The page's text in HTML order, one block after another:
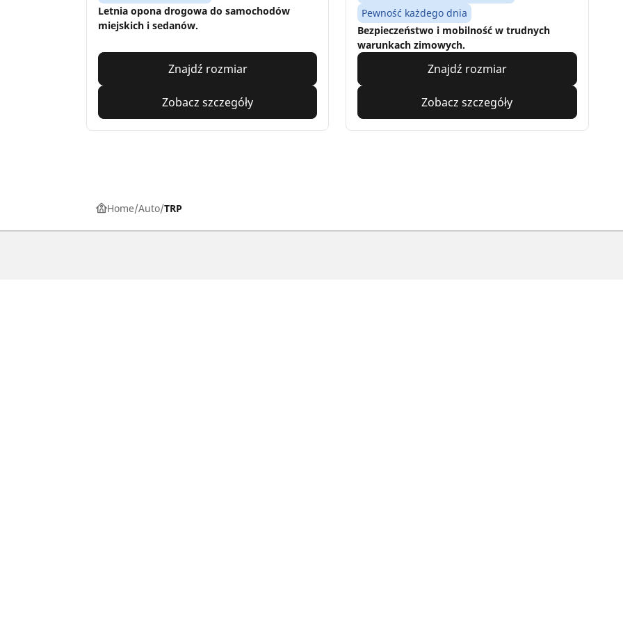
Letnia opona drogowa do samochodów
miejskich i sedanów.
Znajdź rozmiar
Zobacz szczegóły
Pewność każdego dnia
Bezpieczeństwo i mobilność w trudnych
warunkach zimowych.
Znajdź rozmiar
Zobacz szczegóły
Home Auto TRP